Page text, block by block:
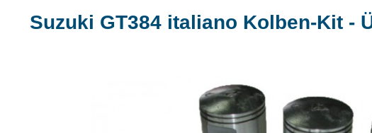
Suzuki GT384 italiano Kolben-Kit -